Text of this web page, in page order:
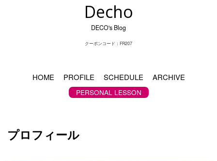
Decho
DECO's Blog
クーポンコード：FR207
HOME PROFILE SCHEDULE ARCHIVE
PERSONAL LESSON
プロフィール